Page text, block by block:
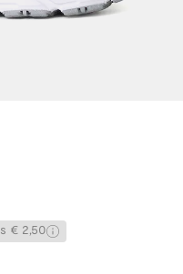
€ 2,50